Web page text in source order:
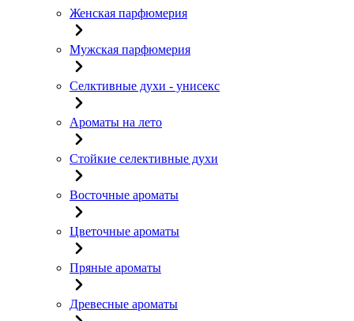
Женская парфюмерия
Мужская парфюмерия
Селктивные духи - унисекс
Ароматы на лето
Стойкие селективные духи
Восточные ароматы
Цветочные ароматы
Пряные ароматы
Древесные ароматы